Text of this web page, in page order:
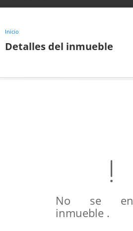
Inicio
Detalles del inmueble
No se
inmueble .